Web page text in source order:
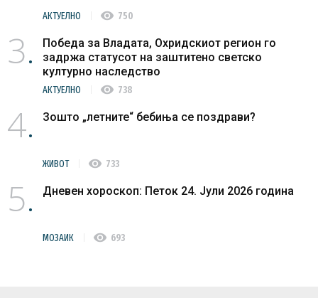
АКТУЕЛНО visibility 750
3
Победа за Владата, Охридскиот регион го
задржа статусот на заштитено светско
културно наследство
АКТУЕЛНО visibility 738
4 Зошто „летните“ бебиња се поздрави?
ЖИВОТ visibility 733
5 Дневен хороскоп: Петок 24. Јули 2026 година
МОЗАИК visibility 693